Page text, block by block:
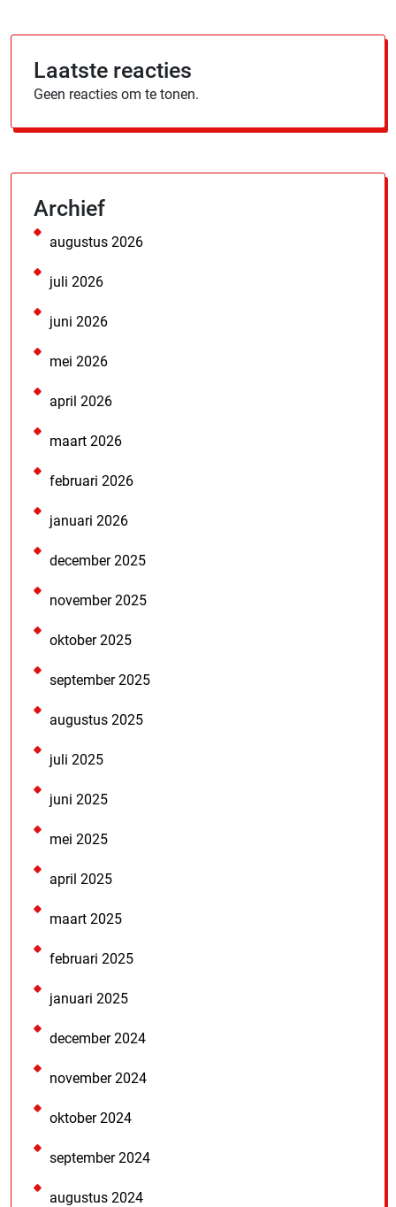
Laatste reacties
Geen reacties om te tonen.
Archief
augustus 2026
juli 2026
juni 2026
mei 2026
april 2026
maart 2026
februari 2026
januari 2026
december 2025
november 2025
oktober 2025
september 2025
augustus 2025
juli 2025
juni 2025
mei 2025
april 2025
maart 2025
februari 2025
januari 2025
december 2024
november 2024
oktober 2024
september 2024
augustus 2024